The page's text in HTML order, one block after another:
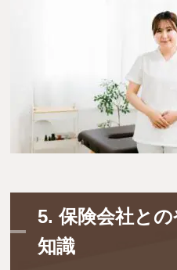
5. 保険会社と
知識